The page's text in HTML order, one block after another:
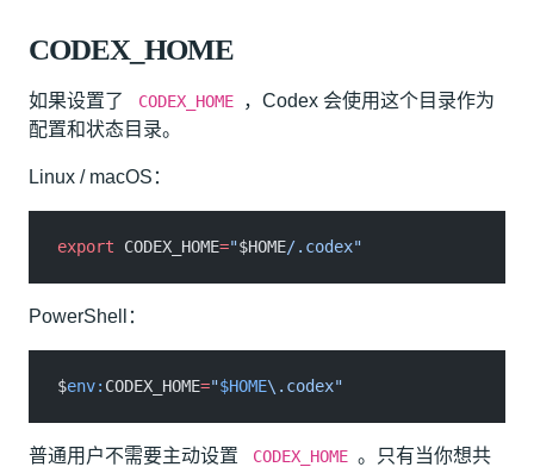
CODEX_HOME
如果设置了 CODEX_HOME
，Codex 会使用这个目录作为
配置和状态目录。
Linux / macOS：
export CODEX_HOME="$HOME/.codex"
PowerShell：
$env: CODEX_HOME="$HOME\.codex"
普通用户不需要主动设置 CODEX_HOME 。只有当你想共